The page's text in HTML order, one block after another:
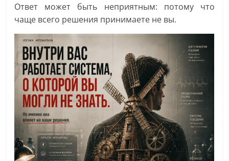
Ответ может быть неприятным: потому что
чаще всего решения принимаете не вы.